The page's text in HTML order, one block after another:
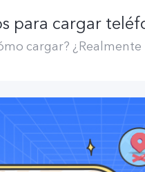
para cargar
cargar? ¿Realmente